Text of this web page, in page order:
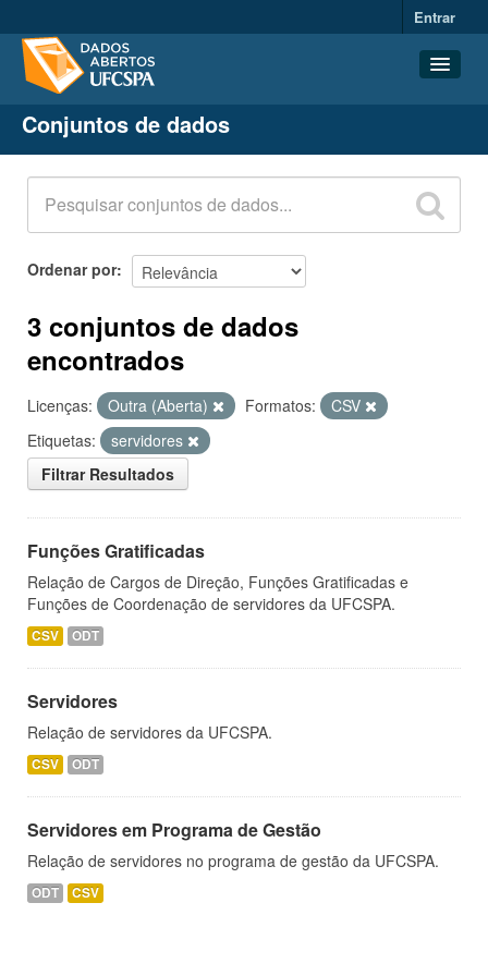
Entrar
Conjuntos de dados
Organizações
Grupos
Sobre
Conjuntos de dados
Ordenar por
3 conjuntos de dados
encontrados
Licenças: Outra (Aberta) Formatos:
CSV
Etiquetas:
servidores
Filtrar Resultados
Funções Gratificadas
Relação de Cargos de Direção, Funções Gratificadas e
Funções de Coordenação de servidores da UFCSPA.
CSV ODT
Servidores
Relação de servidores da UFCSPA.
CSV ODT
Servidores em Programa de Gestão
Relação de servidores no programa de gestão da UFCSPA.
ODT CSV